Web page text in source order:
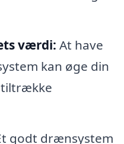
værdi: At have
kan øge din
godt drænsystem